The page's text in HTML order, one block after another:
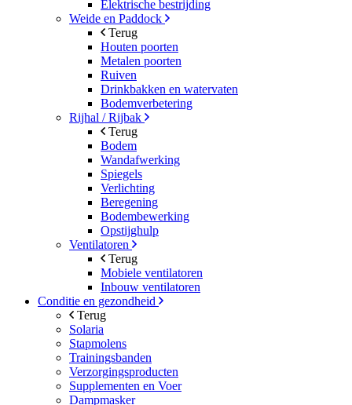
Elektrische bestrijding
Weide en Paddock
Terug
Houten poorten
Metalen poorten
Ruiven
Drinkbakken en watervaten
Bodemverbetering
Rijhal / Rijbak
Terug
Bodem
Wandafwerking
Spiegels
Verlichting
Beregening
Bodembewerking
Opstijghulp
Ventilatoren
Terug
Mobiele ventilatoren
Inbouw ventilatoren
Conditie en gezondheid
Terug
Solaria
Stapmolens
Trainingsbanden
Verzorgingsproducten
Supplementen en Voer
Dampmasker